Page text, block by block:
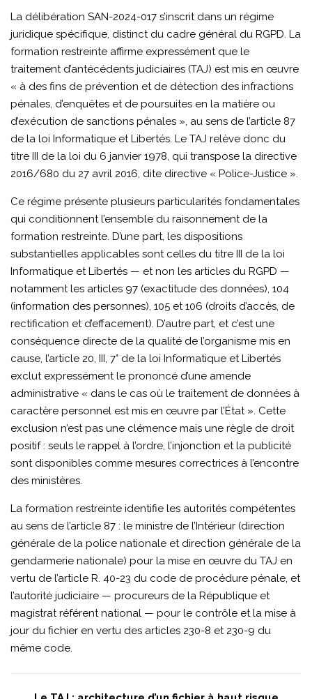
de
la
justice
|
ANALYSE
CRITIQUE
La délibération SAN-2024-017 s’inscrit dans un régime
juridique spécifique, distinct du cadre général du RGPD. La
formation restreinte affirme expressément que le
traitement d’antécédents judiciaires (TAJ) est mis en œuvre
« à des fins de prévention et de détection des infractions
pénales, d’enquêtes et de poursuites en la matière ou
d’exécution de sanctions pénales », au sens de l’article 87
de la loi Informatique et Libertés. Le TAJ relève donc du
titre III de la loi du 6 janvier 1978, qui transpose la directive
2016/680 du 27 avril 2016, dite directive « Police-Justice ».
Ce régime présente plusieurs particularités fondamentales
qui conditionnent l’ensemble du raisonnement de la
formation restreinte. D’une part, les dispositions
substantielles applicables sont celles du titre III de la loi
Informatique et Libertés — et non les articles du RGPD —
notamment les articles 97 (exactitude des données), 104
(information des personnes), 105 et 106 (droits d’accès, de
rectification et d’effacement). D’autre part, et c’est une
conséquence directe de la qualité de l’organisme mis en
cause, l’article 20, III, 7° de la loi Informatique et Libertés
exclut expressément le prononcé d’une amende
administrative « dans le cas où le traitement de données à
caractère personnel est mis en œuvre par l’État ». Cette
exclusion n’est pas une clémence mais une règle de droit
positif : seuls le rappel à l’ordre, l’injonction et la publicité
sont disponibles comme mesures correctrices à l’encontre
des ministères.
La formation restreinte identifie les autorités compétentes
au sens de l’article 87 : le ministre de l’Intérieur (direction
générale de la police nationale et direction générale de la
gendarmerie nationale) pour la mise en œuvre du TAJ en
vertu de l’article R. 40-23 du code de procédure pénale, et
l’autorité judiciaire — procureurs de la République et
magistrat référent national — pour le contrôle et la mise à
jour du fichier en vertu des articles 230-8 et 230-9 du
même code.